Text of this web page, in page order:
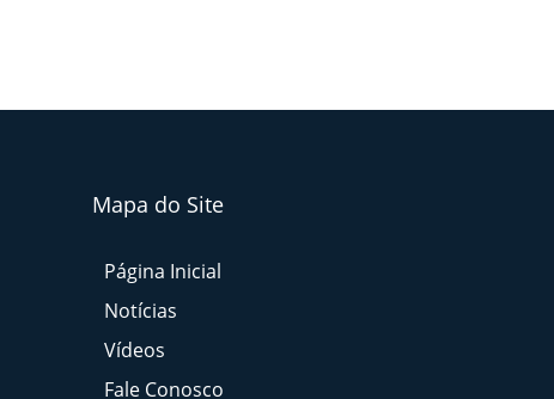
Mapa do Site
Página Inicial
Notícias
Vídeos
Fale Conosco